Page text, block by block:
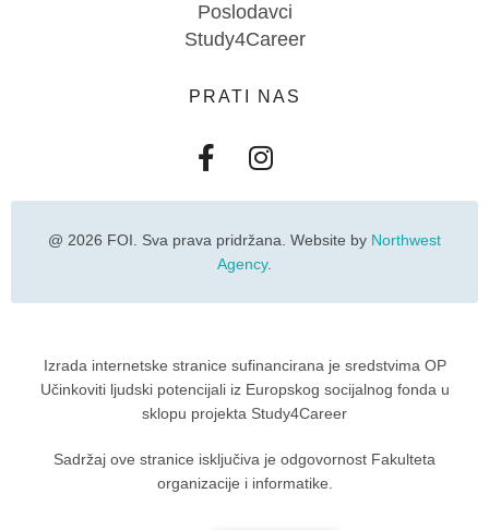
Poslodavci
Study4Career
PRATI NAS
@ 2026 FOI. Sva prava pridržana. Website by Northwest
Agency.
Izrada internetske stranice sufinancirana je sredstvima OP
Učinkoviti ljudski potencijali iz Europskog socijalnog fonda u
sklopu projekta Study4Career
Sadržaj ove stranice isključiva je odgovornost Fakulteta
organizacije i informatike.